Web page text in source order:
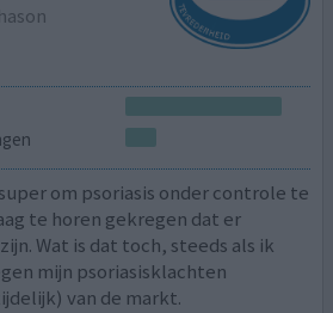
om psoriasis onder controle te
te horen gekregen dat er
Wat is dat toch, steeds als ik
mijn psoriasisklachten
van de markt.